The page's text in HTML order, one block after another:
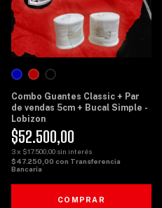
Combo Guantes Classic + Par
de vendas 5cm + Bucal Simple -
Lobizon
$52.500,00
3x $17.500,00 sin interés
$47.250,00 con Transferencia
Bancaria
COMPRAR